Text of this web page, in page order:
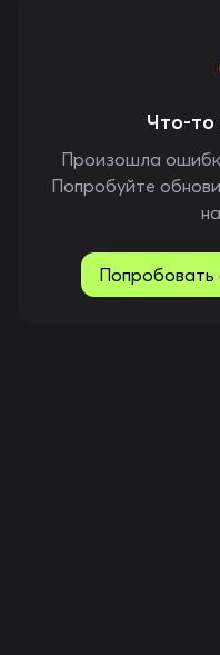
Что-то
Произошла
Попробуйте
Попробовать